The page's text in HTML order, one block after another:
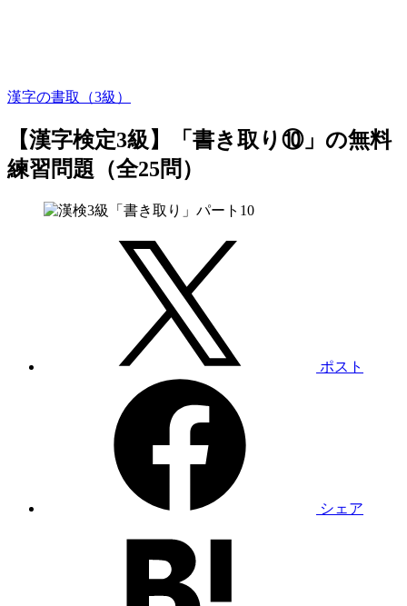
漢字の書取（3級）
【漢字検定3級】「書き取り⑩」の無料
練習問題（全25問）
ポスト
シェア